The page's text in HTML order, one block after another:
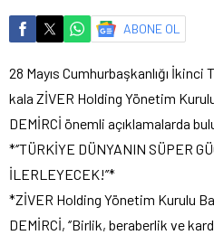
ABONE OL
28 Mayıs Cumhurbaşkanlığı İkinci
kala ZİVER Holding Yönetim
DEMİRCİ önemli açıklamalarda
*‘’TÜRKİYE DÜNYANIN SÜPER
İLERLEYECEK!’’*
*ZİVER Holding Yönetim Kurulu
DEMİRCİ, ‘’Birlik, beraberlik ve